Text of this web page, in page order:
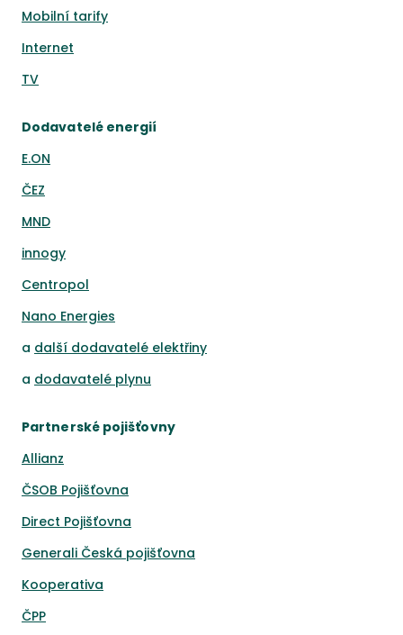
Mobilní tarify
Internet
TV
Dodavatelé energií
E.ON
ČEZ
MND
innogy
Centropol
Nano Energies
a další dodavatelé elektřiny
a dodavatelé plynu
Partnerské pojišťovny
Allianz
ČSOB Pojišťovna
Direct Pojišťovna
Generali Česká pojišťovna
Kooperativa
ČPP